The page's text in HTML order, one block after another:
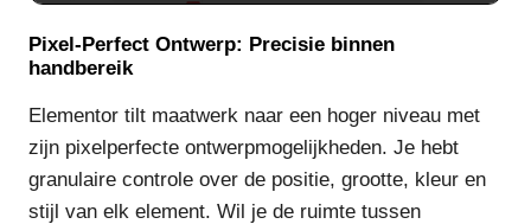
Pixel-Perfect Ontwerp: Precisie binnen
handbereik
Elementor tilt maatwerk naar een hoger niveau met
zijn pixelperfecte ontwerpmogelijkheden. Je hebt
granulaire controle over de positie, grootte, kleur en
stijl van elk element. Wil je de ruimte tussen